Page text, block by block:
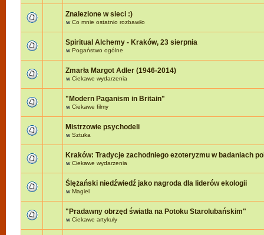
Znalezione w sieci :)
wCo mnie ostatnio rozbawiło
Spiritual Alchemy - Kraków, 23 sierpnia
wPogaństwo ogólne
Zmarła Margot Adler (1946-2014)
wCiekawe wydarzenia
"Modern Paganism in Britain"
wCiekawe filmy
Mistrzowie psychodeli
wSztuka
Kraków: Tradycje zachodniego ezoteryzmu w badaniach
wCiekawe wydarzenia
Ślężański niedźwiedź jako nagroda dla liderów ekologii
wMagiel
"Pradawny obrzęd światła na Potoku Starolubańskim"
wCiekawe artykuły